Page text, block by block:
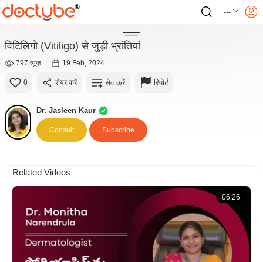
---
विटिलिगो (Vitiligo) से जुड़ी भ्रांतियां
797 व्यूज़ | 19 Feb, 2024
0 शेयर करें सेव करें रिपोर्ट
Dr. Jasleen Kaur
Consult Subscribe
Related Videos
06:26